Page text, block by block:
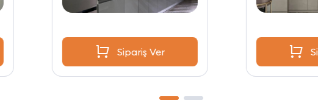
Sipariş Ver Sipariş Ver